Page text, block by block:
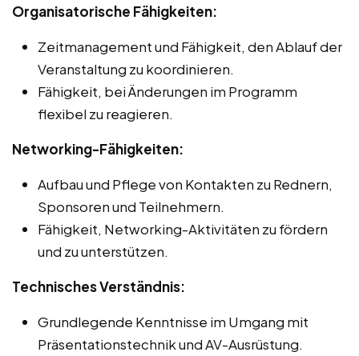
Organisatorische Fähigkeiten:
Zeitmanagement und Fähigkeit, den Ablauf der
Veranstaltung zu koordinieren.
Fähigkeit, bei Änderungen im Programm
flexibel zu reagieren.
Networking-Fähigkeiten:
Aufbau und Pflege von Kontakten zu Rednern,
Sponsoren und Teilnehmern.
Fähigkeit, Networking-Aktivitäten zu fördern
und zu unterstützen.
Technisches Verständnis:
Grundlegende Kenntnisse im Umgang mit
Präsentationstechnik und AV-Ausrüstung.